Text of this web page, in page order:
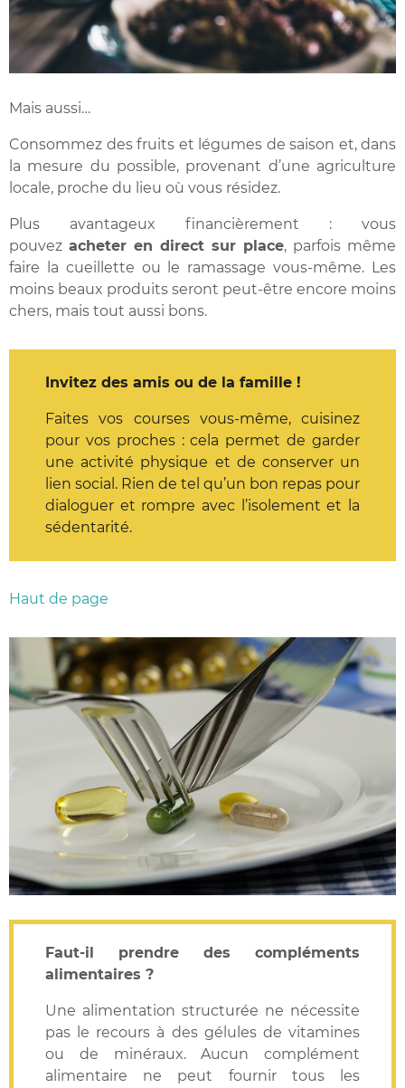
Mais aussi…
Consommez des fruits et légumes de saison et, dans
la mesure du possible, provenant d’une agriculture
locale, proche du lieu où vous résidez.
Plus avantageux financièrement : vous
pouvez acheter en direct sur place, parfois même
faire la cueillette ou le ramassage vous-même. Les
moins beaux produits seront peut-être encore moins
chers, mais tout aussi bons.
Invitez des amis ou de la famille !
Faites vos courses vous-même, cuisinez
pour vos proches : cela permet de garder
une activité physique et de conserver un
lien social. Rien de tel qu’un bon repas pour
dialoguer et rompre avec l’isolement et la
sédentarité.
Haut de page
Faut-il prendre des compléments
alimentaires ?
Une alimentation structurée ne nécessite
pas le recours à des gélules de vitamines
ou de minéraux. Aucun complément
alimentaire ne peut fournir tous les